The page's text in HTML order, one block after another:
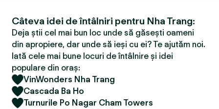
Câteva idei de întâlniri pentru Nha Trang:
Deja știi cel mai bun loc unde să găsești oameni
din apropiere, dar unde să ieși cu ei? Te ajutăm noi.
Iată cele mai bune locuri de întâlnire și idei
populare din oraș:
VinWonders Nha Trang
Cascada Ba Ho
Turnurile Po Nagar Cham Towers